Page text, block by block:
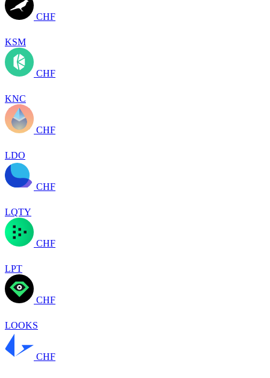
CHF
KSM
CHF
KNC
CHF
LDO
CHF
LQTY
CHF
LPT
CHF
LOOKS
CHF